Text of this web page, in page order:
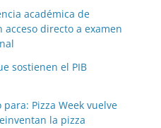
académica de
directo a examen
sostienen el PIB
Pizza Week vuelve
la pizza